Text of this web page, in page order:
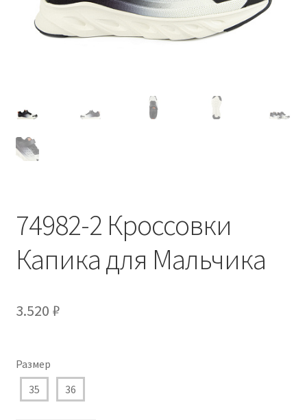
74982-2 Кроссовки
Капика для Мальчика
3.520 ₽
Размер
35
36